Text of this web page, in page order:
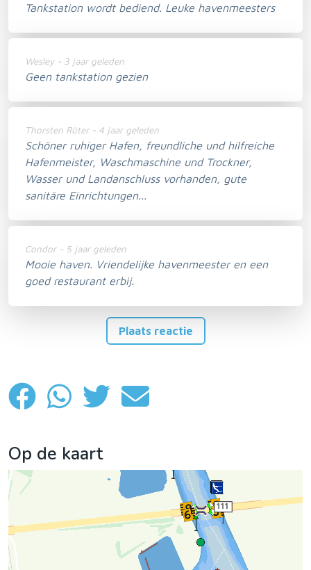
Tankstation wordt bediend. Leuke havenmeesters
Wesley - 3 jaar geleden
Geen tankstation gezien
Thorsten Rüter - 4 jaar geleden
Schöner ruhiger Hafen, freundliche und hilfreiche
Hafenmeister, Waschmaschine und Trockner,
Wasser und Landanschluss vorhanden, gute
sanitäre Einrichtungen...
Condor - 5 jaar geleden
Mooie haven. Vriendelijke havenmeester en een
goed restaurant erbij.
Plaats reactie
Op de kaart